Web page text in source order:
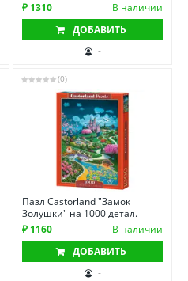
₽ 1310
В наличии
ДОБАВИТЬ
-
(0)
Пазл Castorland "Замок
Золушки" на 1000 детал.
₽ 1160
В наличии
ДОБАВИТЬ
-